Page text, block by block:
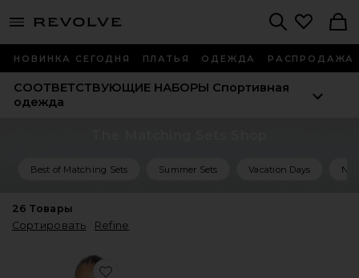
menu - shows more content
НОВИНКА СЕГОДНЯ ПЛАТЬЯ ОДЕЖДА РАСПРОДАЖА
СООТВЕТСТВУЮЩИЕ НАБОРЫ Спортивная
одежда
Best of Matching Sets Summer Sets Vacation Days
26 Товары
Сортировать
Refine